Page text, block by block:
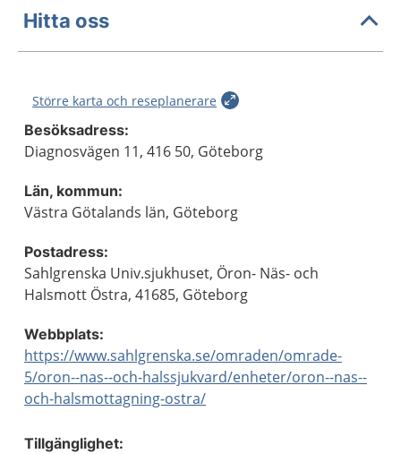
Hitta oss
Större karta och reseplanerare
Besöksadress:
Diagnosvägen 11, 416 50, Göteborg
Län, kommun:
Västra Götalands län, Göteborg
Postadress:
Sahlgrenska Univ.sjukhuset, Öron- Näs- och
Halsmott Östra, 41685, Göteborg
Webbplats:
https://www.sahlgrenska.se/omraden/omrade-
5/oron--nas--och-halssjukvard/enheter/oron--nas--
och-halsmottagning-ostra/
Tillgänglighet: